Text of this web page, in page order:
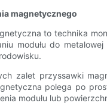
magnetycznego
to technika
modułu do
zalet przyssawki
polega po
modułu lub